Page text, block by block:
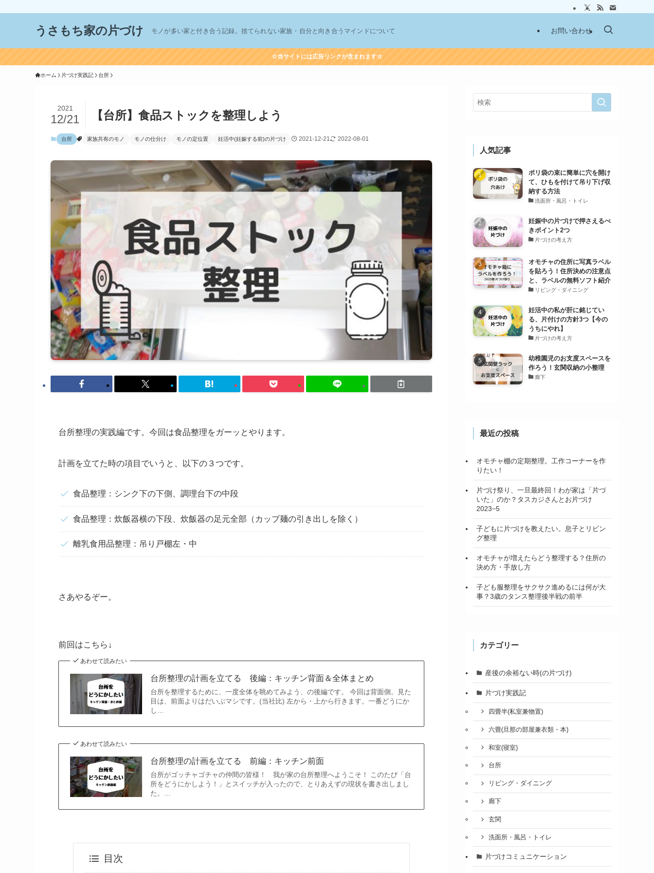
うさもち家の片づけ モノが多い家と付き合う記録。捨てられない家族・自分と向き合うマインドについて お問い合わせ
☆当サイトには広告リンクが含まれます☆
ホーム 片づけ実践記 台所
【台所】食品ストックを整理しよう
2021
12/21
台所 家族共有のモノ モノの仕分け モノの定位置 妊活中(妊娠する前)の片づけ 2021-12-21 2022-08-01
台所整理の実践編です。今回は食品整理をガーッとやります。
計画を立てた時の項目でいうと、以下の３つです。
食品整理：シンク下の下側、調理台下の中段
食品整理：炊飯器横の下段、炊飯器の足元全部（カップ麺の引き出しを除く）
離乳食用品整理：吊り戸棚左・中
さあやるぞー。
前回はこちら↓
あわせて読みたい
台所整理の計画を立てる 後編：キッチン背面＆全体まとめ
台所を整理するために、一度全体を眺めてみよう、の後編です。 今回は背面側。見た
目は、前面よりはだいぶマシです。(当社比) 左から・上から行きます。一番どうにか
し…
あわせて読みたい
台所整理の計画を立てる 前編：キッチン前面
台所がゴッチャゴチャの仲間の皆様！ 我が家の台所整理へようこそ！ このたび「台
所をどうにかしよう！」とスイッチが入ったので、とりあえずの現状を書き出しまし
た。…
目次
人気記事
ポリ袋の束に簡単に穴を開け
て、ひもを付けて吊り下げ収
納する方法
洗面所・風呂・トイレ
妊娠中の片づけで押さえるべ
きポイント2つ
片づけの考え方
オモチャの住所に写真ラベル
を貼ろう！住所決めの注意点
と、ラベルの無料ソフト紹介
リビング・ダイニング
妊活中の私が肝に銘じてい
る、片付けの方針3つ【今の
うちにやれ】
片づけの考え方
幼稚園児のお支度スペースを
作ろう！玄関収納の小整理
廊下
最近の投稿
オモチャ棚の定期整理。工作コーナーを作
りたい！
片づけ祭り、一旦最終回！わが家は「片づ
いた」のか？タスカジさんとお片づけ
2023−5
子どもに片づけを教えたい。息子とリビン
グ整理
オモチャが増えたらどう整理する？住所の
決め方・手放し方
子ども服整理をサクサク進めるには何が大
事？3歳のタンス整理後半戦の前半
カテゴリー
産後の余裕ない時(の片づけ)
片づけ実践記
四畳半(私室兼物置)
六畳(旦那の部屋兼衣類・本)
和室(寝室)
台所
リビング・ダイニング
廊下
玄関
洗面所・風呂・トイレ
片づけコミュニケーション